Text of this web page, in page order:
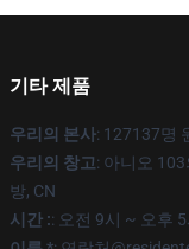
기타 제품
우리의 본사: 127137명
우리의 창고: 아니오
방, CN
시간 :: 오전 9시 ~ 오후